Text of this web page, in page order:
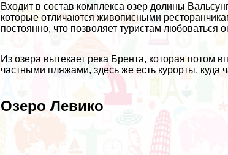
Входит в состав комплекса озер долины
которые отличаются живописными
постоянно, что позволяет туристам
Из озера вытекает река Брента, которая потом
частными пляжами, здесь же есть курорты,
Озеро Левико